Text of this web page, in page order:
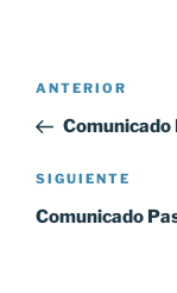
Navegación
entradas
Entrada
anterior:
ANTERIOR
Siguiente
entrada
SIGUIENTE
Comunicado